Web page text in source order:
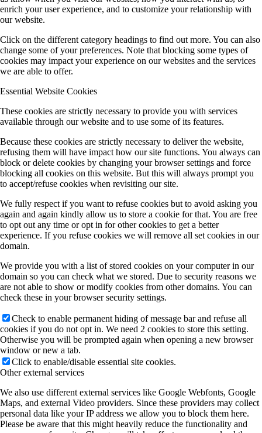
enrich your user experience, and to customize your relationship with
our website.
Click on the different category headings to find out more. You can also
change some of your preferences. Note that blocking some types of
cookies may impact your experience on our websites and the services
we are able to offer.
Essential Website Cookies
These cookies are strictly necessary to provide you with services
available through our website and to use some of its features.
Because these cookies are strictly necessary to deliver the website,
refusing them will have impact how our site functions. You always can
block or delete cookies by changing your browser settings and force
blocking all cookies on this website. But this will always prompt you
to accept/refuse cookies when revisiting our site.
We fully respect if you want to refuse cookies but to avoid asking you
again and again kindly allow us to store a cookie for that. You are free
to opt out any time or opt in for other cookies to get a better
experience. If you refuse cookies we will remove all set cookies in our
domain.
We provide you with a list of stored cookies on your computer in our
domain so you can check what we stored. Due to security reasons we
are not able to show or modify cookies from other domains. You can
check these in your browser security settings.
Check to enable permanent hiding of message bar and refuse all
cookies if you do not opt in. We need 2 cookies to store this setting.
Otherwise you will be prompted again when opening a new browser
window or new a tab.
Click to enable/disable essential site cookies.
Other external services
We also use different external services like Google Webfonts, Google
Maps, and external Video providers. Since these providers may collect
personal data like your IP address we allow you to block them here.
Please be aware that this might heavily reduce the functionality and